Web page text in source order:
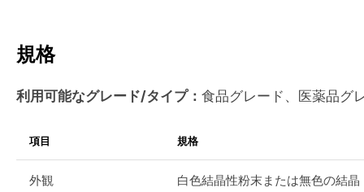
規格
利用可能なグレード/タイプ： 食品グレード、医薬品グ
項目 規格
外観 白色結晶性粉末または無色の結晶